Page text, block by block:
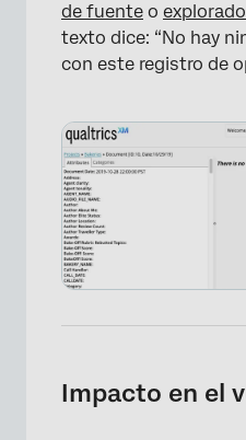
de fuente o
texto dice: “No hay
con este registro de
Impacto en el